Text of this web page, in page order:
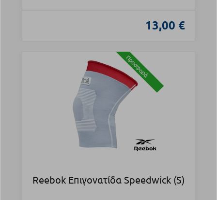
13,00 €
Προσφορά
Reebok Επιγονατίδα Speedwick (S)